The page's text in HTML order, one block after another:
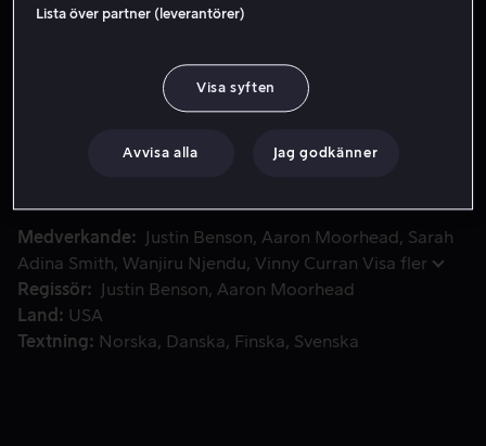
Se trailer
Två grannar bevittnar övernaturliga fenomen i sitt hem
Två grannar bevittnar övernaturliga fenomen i sitt hem
Men ju djupare de gräver i sitt paranormala kaninhål,
Medverkande Justin Benson Aaron Moorhead
Sarah
Adina Smith Wanjiru Njendu Vinny Curran Visa fler
Regissör
Justin Benson
Aaron Moorhead
Land
USA
Textning
Norska Danska Finska Svenska
Lista över partner (leverantörer)
Visa syften
Avvisa alla Jag godkänner